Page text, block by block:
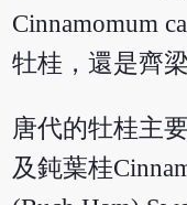
Cinnamomum
牡桂，還是齊
唐代的牡桂主
及鈍葉桂